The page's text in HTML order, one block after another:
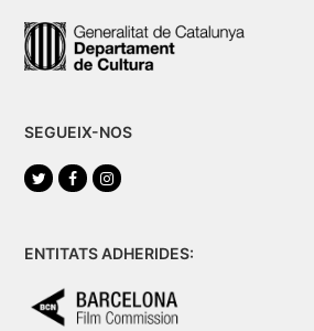
SEGUEIX-NOS
TwitterFacebookInstagram
ENTITATS ADHERIDES: